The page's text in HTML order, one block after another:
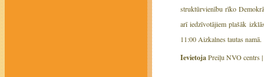
struktūrvienību rīko
arī iedzīvotājiem plašāk
11:00 Aizkalnes tautas namā.
IevietojaPreiļu NVO centrs |